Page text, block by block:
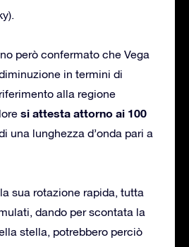
però confermato che Vega
in termini di
alla regione
si attesta attorno ai 100
una lunghezza d’onda pari a
sua rotazione rapida, tutta
dando per scontata la
stella, potrebbero perciò